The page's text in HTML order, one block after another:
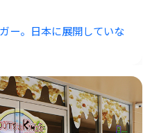
ー。日本に展開していな